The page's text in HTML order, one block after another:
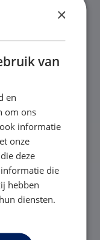
×
van
en
om ons
informatie
onze
deze
die
hebben
diensten.